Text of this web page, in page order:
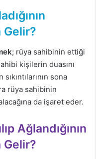
Gelir?
; rüya sahibinin ettiği
kişilerin duasını
sona
rüya sahibinin
da işaret eder.
Ağlandığının
Gelir?